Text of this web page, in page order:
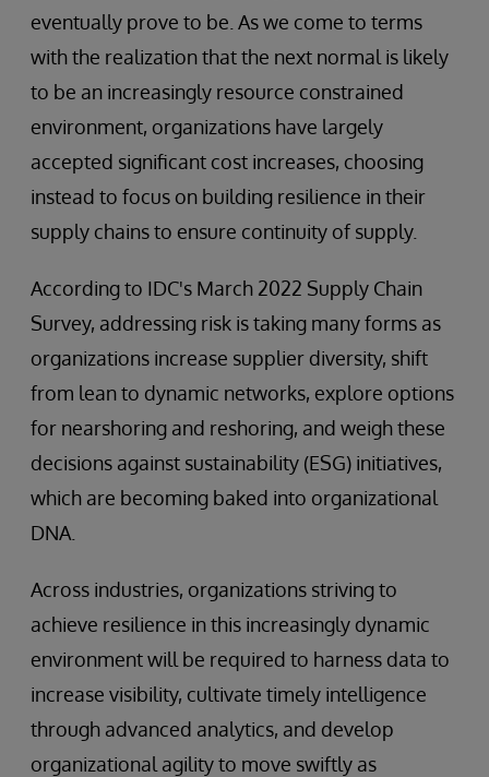
eventually prove to be. As we come to terms
with the realization that the next normal is likely
to be an increasingly resource constrained
environment, organizations have largely
accepted significant cost increases, choosing
instead to focus on building resilience in their
supply chains to ensure continuity of supply.
According to IDC's March 2022 Supply Chain
Survey, addressing risk is taking many forms as
organizations increase supplier diversity, shift
from lean to dynamic networks, explore options
for nearshoring and reshoring, and weigh these
decisions against sustainability (ESG) initiatives,
which are becoming baked into organizational
DNA.
Across industries, organizations striving to
achieve resilience in this increasingly dynamic
environment will be required to harness data to
increase visibility, cultivate timely intelligence
through advanced analytics, and develop
organizational agility to move swiftly as